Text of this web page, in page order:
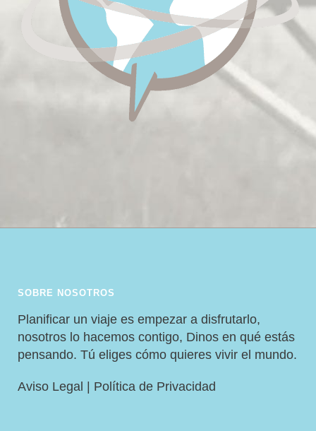
SOBRE NOSOTROS
Planificar un viaje es empezar a disfrutarlo,
nosotros lo hacemos contigo, Dinos en qué estás
pensando. Tú eliges cómo quieres vivir el mundo.
Aviso Legal | Política de Privacidad